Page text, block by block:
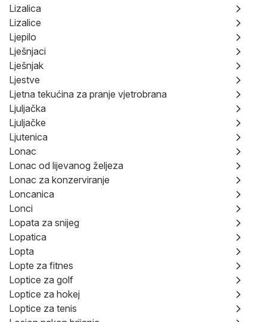
Lizalica
Lizalice
Ljepilo
Lješnjaci
Lješnjak
Ljestve
Ljetna tekućina za pranje vjetrobrana
Ljuljačka
Ljuljačke
Ljutenica
Lonac
Lonac od lijevanog željeza
Lonac za konzerviranje
Loncanica
Lonci
Lopata za snijeg
Lopatica
Lopta
Lopte za fitnes
Loptice za golf
Loptice za hokej
Loptice za tenis